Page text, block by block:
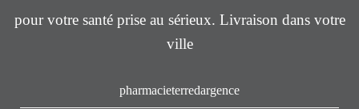
pour votre santé prise au sérieux. Livraison dans votre
ville
pharmacieterredargence